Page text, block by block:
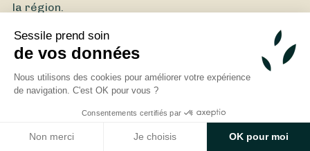
Sessile prend soin
de vos données
Nous utilisons des cookies pour améliorer votre expérience
de navigation. C'est OK pour vous ?
Consentements certifiés par
Non merci Je choisis OK pour moi
la région.
34 avis clients pour Le Marché Allard